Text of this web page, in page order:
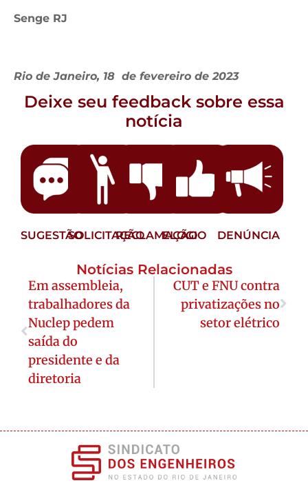
Senge RJ
Rio de Janeiro, 18 de fevereiro de 2023
Deixe seu feedback sobre essa
notícia
SUGESTÃOSOLICITAÇÃORECLAMAÇÃO
ELOGIO DENÚNCIA
Notícias Relacionadas
Em assembleia,
trabalhadores da
Nuclep pedem
saída do
presidente e da
diretoria
CUT e FNU contra
privatizações no
setor elétrico